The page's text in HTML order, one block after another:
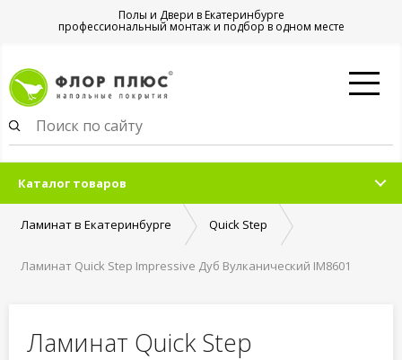
Полы и Двери в Екатеринбурге
профессиональный монтаж и подбор в одном месте
Каталог товаров
Ламинат в Екатеринбурге Quick Step
Ламинат Quick Step Impressive Дуб Вулканический IM8601
Ламинат Quick Step